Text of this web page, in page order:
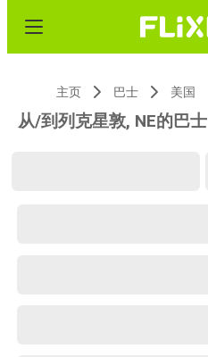
主页 巴士 美国
从/到列克星敦, NE的巴士